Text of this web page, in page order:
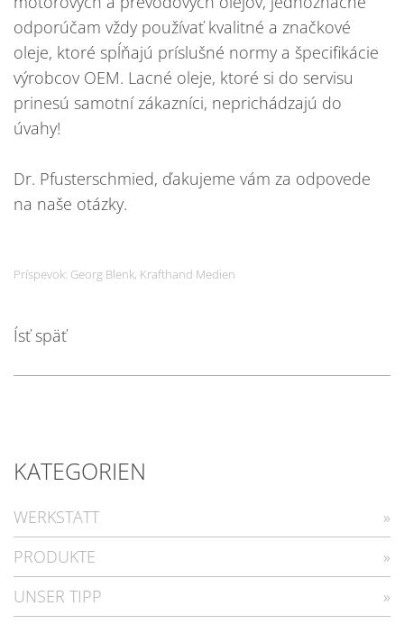
odporúčam vždy používať kvalitné a značkové
oleje, ktoré spĺňajú príslušné normy a špecifikácie
výrobcov OEM. Lacné oleje, ktoré si do servisu
prinesú samotní zákazníci, neprichádzajú do
úvahy!
Dr. Pfusterschmied, ďakujeme vám za odpovede
na naše otázky.
Príspevok: Georg Blenk, Krafthand Medien
Ísť späť
KATEGORIEN
WERKSTATT
PRODUKTE
UNSER TIPP